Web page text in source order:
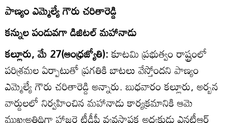
పాణ్యం ఎమ్మెల్యే గౌరు చరితారెడ్డి
కన్నుల పండువగా డిజిటల్‌ మహానాడు
కల్లూరు, మే 27(ఆంధ్రజ్యోతి):కూటమి ప్రభుత్వం రాష్ట్రంలో
పరిశ్రమల ఏర్పాటుతో ప్రగతికి బాటలు వేస్తోందని పాణ్యం
ఎమ్మెల్యే గౌరు చరితారెడ్డి అన్నారు. బుధవారం కల్లూరు, అర్బన
వార్డులలో నిర్వహించిన మహానాడు కార్యక్రమానికి ఆమె